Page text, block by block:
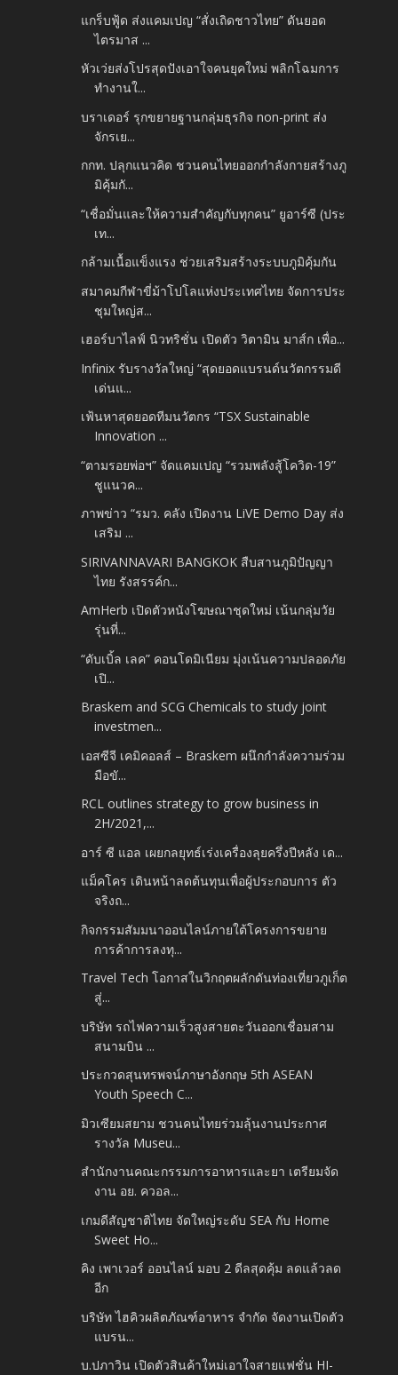
แกร็บฟู้ด ส่งแคมเปญ “สั่งเถิดชาวไทย” ดันยอด
ไตรมาส ...
หัวเว่ยส่งโปรสุดปังเอาใจคนยุคใหม่ พลิกโฉมการ
ทำงานใ...
บราเดอร์ รุกขยายฐานกลุ่มธุรกิจ non-print ส่ง
จักรเย...
กกท. ปลุกแนวคิด ชวนคนไทยออกกำลังกายสร้างภู
มิคุ้มกั...
“เชื่อมั่นและให้ความสำคัญกับทุกคน” ยูอาร์ซี (ประ
เท...
กล้ามเนื้อแข็งแรง ช่วยเสริมสร้างระบบภูมิคุ้มกัน
สมาคมกีฬาขี่ม้าโปโลแห่งประเทศไทย จัดการประ
ชุมใหญ่ส...
เฮอร์บาไลฟ์ นิวทริชั่น เปิดตัว วิตามิน มาส์ก เพื่อ...
Infinix รับรางวัลใหญ่ “สุดยอดแบรนด์นวัตกรรมดี
เด่นแ...
เฟ้นหาสุดยอดทีมนวัตกร “TSX Sustainable
Innovation ...
“ตามรอยพ่อฯ” จัดแคมเปญ “รวมพลังสู้โควิด-19”
ชูแนวค...
ภาพข่าว “รมว. คลัง เปิดงาน LiVE Demo Day ส่ง
เสริม ...
SIRIVANNAVARI BANGKOK สืบสานภูมิปัญญา
ไทย รังสรรค์ก...
AmHerb เปิดตัวหนังโฆษณาชุดใหม่ เน้นกลุ่มวัย
รุ่นที่...
“ดับเบิ้ล เลค” คอนโดมิเนียม มุ่งเน้นความปลอดภัย
เปิ...
Braskem and SCG Chemicals to study joint
investmen...
เอสซีจี เคมิคอลส์ – Braskem ผนึกกำลังความร่วม
มือขั...
RCL outlines strategy to grow business in
2H/2021,...
อาร์ ซี แอล เผยกลยุทธ์เร่งเครื่องลุยครึ่งปีหลัง เด...
แม็คโคร เดินหน้าลดต้นทุนเพื่อผู้ประกอบการ ตัว
จริงถ...
กิจกรรมสัมมนาออนไลน์ภายใต้โครงการขยาย
การค้าการลงทุ...
Travel Tech โอกาสในวิกฤตผลักดันท่องเที่ยวภูเก็ต
สู่...
บริษัท รถไฟความเร็วสูงสายตะวันออกเชื่อมสาม
สนามบิน ...
ประกวดสุนทรพจน์ภาษาอังกฤษ 5th ASEAN
Youth Speech C...
มิวเซียมสยาม ชวนคนไทยร่วมลุ้นงานประกาศ
รางวัล Museu...
สำนักงานคณะกรรมการอาหารและยา เตรียมจัด
งาน อย. ควอล...
เกมดีสัญชาติไทย จัดใหญ่ระดับ SEA กับ Home
Sweet Ho...
คิง เพาเวอร์ ออนไลน์ มอบ 2 ดีลสุดคุ้ม ลดแล้วลด
อีก
บริษัท ไฮคิวผลิตภัณฑ์อาหาร จำกัด จัดงานเปิดตัว
แบรน...
บ.ปภาวิน เปิดตัวสินค้าใหม่เอาใจสายแฟชั่น HI-